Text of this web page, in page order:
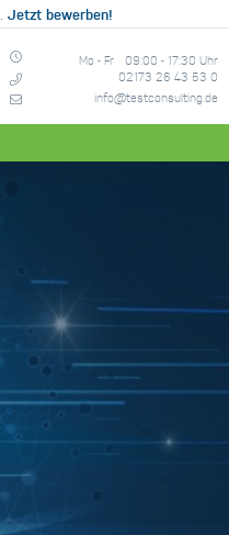
Jetzt bewerben!
Mo - Fr
09:00 - 17:30 Uhr
02173 26 43 53 0
info@testconsulting.de